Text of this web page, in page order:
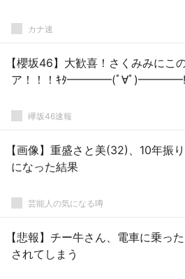
カナ速
【櫻坂46】大歓喜！さくみみにこ
ア！！！ｷﾀ━━━━(ﾟ∀ﾟ
欅坂46速報
【画像】重盛さと美(32)、10年振
になった結果
芸能人の気になる噂
【悲報】チー牛さん、電車に乗っ
されてしまう